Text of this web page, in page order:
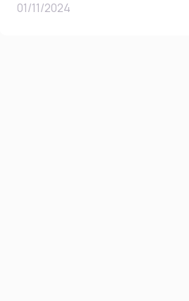
01/11/2024